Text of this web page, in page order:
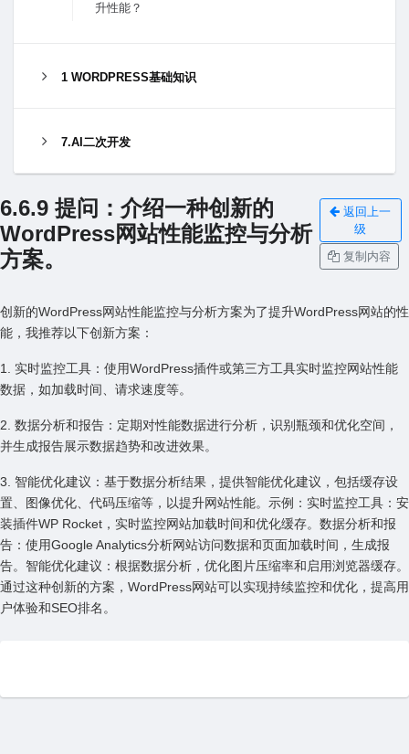
升性能？
1 WORDPRESS基础知识
7.AI二次开发
6.6.9 提问：介绍⼀种创新的
WordPress⽹站性能监控与分析
⽅案。
返回上一
级
复制内容
创新的WordPress⽹站性能监控与分析⽅案为了提升WordPress⽹站的性
能，我推荐以下创新⽅案：
1. 实时监控⼯具：使⽤WordPress插件或第三⽅⼯具实时监控⽹站性能
数据，如加载时间、请求速度等。
2. 数据分析和报告：定期对性能数据进⾏分析，识别瓶颈和优化空间，
并⽣成报告展⽰数据趋势和改进效果。
3. 智能优化建议：基于数据分析结果，提供智能优化建议，包括缓存设
置、图像优化、代码压缩等，以提升⽹站性能。⽰例：实时监控⼯具：安
装插件WP Rocket，实时监控⽹站加载时间和优化缓存。数据分析和报
告：使⽤Google Analytics分析⽹站访问数据和页⾯加载时间，⽣成报
告。智能优化建议：根据数据分析，优化图⽚压缩率和启⽤浏览器缓存。
通过这种创新的⽅案，WordPress⽹站可以实现持续监控和优化，提⾼⽤
户体验和SEO排名。